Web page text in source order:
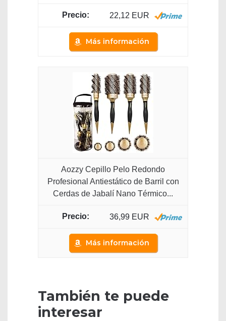
22,12 EUR
Más información
Aozzy Cepillo Pelo Redondo
Profesional Antiestático de Barril con
Cerdas de Jabalí Nano Térmico...
36,99 EUR
Más información
También te puede
interesar